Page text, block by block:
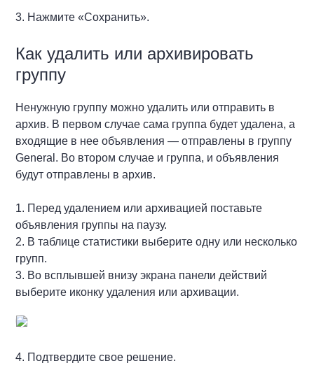
3. Нажмите «Сохранить».
Как удалить или архивировать
группу
Ненужную группу можно удалить или отправить в
архив. В первом случае сама группа будет удалена, а
входящие в нее объявления — отправлены в группу
General. Во втором случае и группа, и объявления
будут отправлены в архив.
1. Перед удалением или архивацией поставьте
объявления группы на паузу.
2. В таблице статистики выберите одну или несколько
групп.
3. Во всплывшей внизу экрана панели действий
выберите иконку удаления или архивации.
4. Подтвердите свое решение.